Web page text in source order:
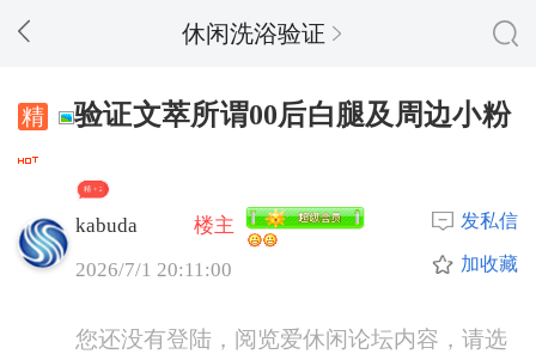
休闲洗浴验证
验证文萃所谓00后白腿及周边小粉
精 + 2
kabuda
楼主
2026/7/1 20:11:00
发私信
加收藏
您还没有登陆，阅览爱休闲论坛内容，请选